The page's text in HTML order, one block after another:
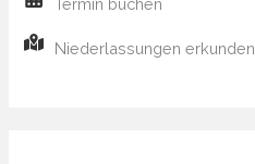
Termin buchen
Niederlassungen erkunden